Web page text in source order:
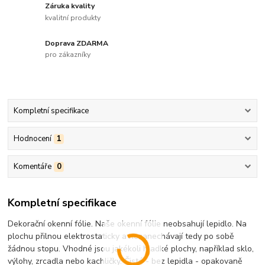
Záruka kvality
kvalitní produkty
Doprava ZDARMA
pro zákazníky
Kompletní specifikace
Hodnocení 1
Komentáře 0
Kompletní specifikace
Dekorační okenní fólie. Naše okenní fólie neobsahují lepidlo. Na
plochu přilnou elektrostaticky a nezanechávají tedy po sobě
žádnou stopu. Vhodné jsou jakékoli hladké plochy, například sklo,
výlohy, zrcadla nebo kachličky. Čisté - bez lepidla - opakovaně